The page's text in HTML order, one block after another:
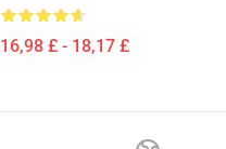
16,98 £ - 18,17 £